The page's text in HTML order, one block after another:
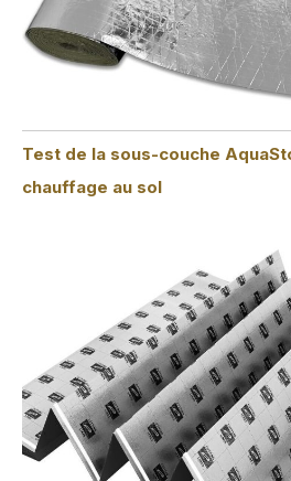
Test de la sous-couche
chauffage au sol